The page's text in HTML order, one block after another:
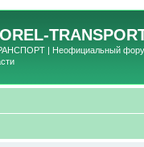
OREL-
| Неофициальный форум